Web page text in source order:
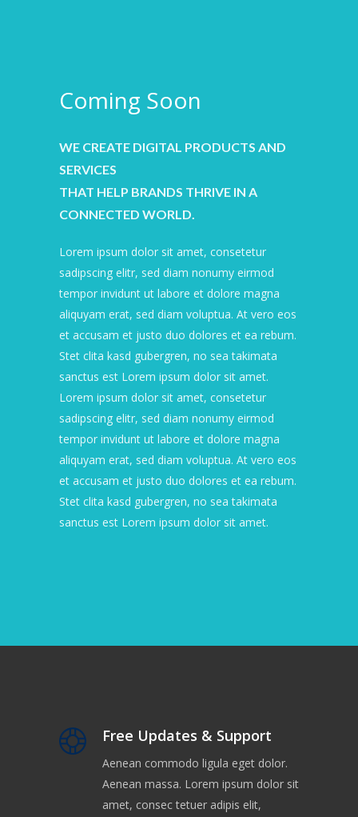
Coming Soon
WE CREATE DIGITAL PRODUCTS AND
SERVICES
THAT HELP BRANDS THRIVE IN A
CONNECTED WORLD.
Lorem ipsum dolor sit amet, consetetur
sadipscing elitr, sed diam nonumy eirmod
tempor invidunt ut labore et dolore magna
aliquyam erat, sed diam voluptua. At vero eos
et accusam et justo duo dolores et ea rebum.
Stet clita kasd gubergren, no sea takimata
sanctus est Lorem ipsum dolor sit amet.
Lorem ipsum dolor sit amet, consetetur
sadipscing elitr, sed diam nonumy eirmod
tempor invidunt ut labore et dolore magna
aliquyam erat, sed diam voluptua. At vero eos
et accusam et justo duo dolores et ea rebum.
Stet clita kasd gubergren, no sea takimata
sanctus est Lorem ipsum dolor sit amet.
Free Updates & Support
Aenean commodo ligula eget dolor.
Aenean massa. Lorem ipsum dolor sit
amet, consec tetuer adipis elit,